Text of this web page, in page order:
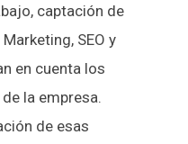
captación de
SEO y
en cuenta los
la empresa.
de esas